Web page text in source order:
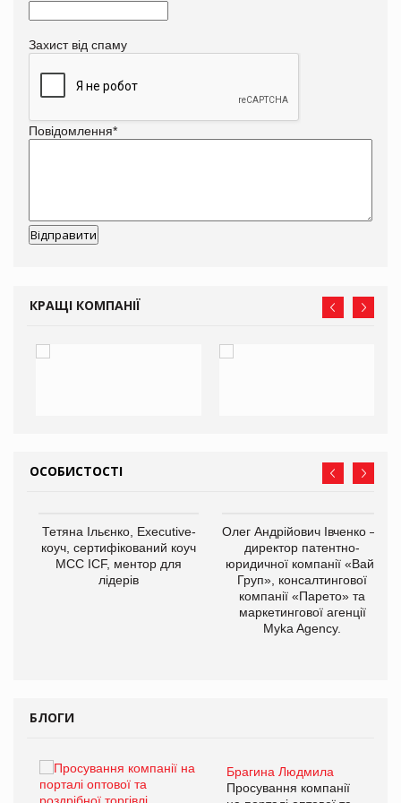
Захист від спаму
Повідомлення*
КРАЩІ КОМПАНІЇ
ОСОБИСТОСТІ
Тетяна Ільєнко, Executive-
коуч, сертифікований коуч
МСС ICF, ментор для
лідерів
Олег Андрійович Івченко —
директор патентно-
юридичної компанії «Вайз
Груп», консалтингової
компанії «Парето» та
маркетингової агенції
Myka Agency.
БЛОГИ
Брагина Людмила
Просування компанії